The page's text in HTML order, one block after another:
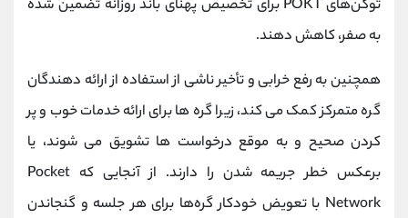
توکن‌های POKT برای تخصیص پهنای باند روزانه تضمین شده
به صفر، کاهش دهند.
همچنین به رفع خرابی و تأخیر ناشی از استفاده از ارائه دهندگان
گره متمرکز کمک می کند، زیرا گره ها برای ارائه خدمات خوب و پر
کردن صحیح و به موقع درخواست ها تشویق می شوند، یا
برعکس خطر جریمه شدن را دارند. از آنجایی که Pocket
Network با تعویض خودکار گره‌ها برای هر جلسه و گنجاندن